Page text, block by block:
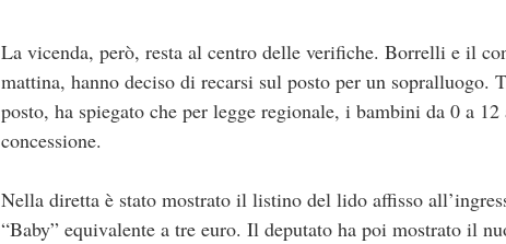
La vicenda, però, resta al centro delle verifiche. Borrelli e il
mattina, hanno deciso di recarsi sul posto per un
posto, ha spiegato che per legge regionale, i bambini da 0 a
concessione.
Nella diretta è stato mostrato il listino del lido affisso
“Baby” equivalente a tre euro. Il deputato ha poi mostrato il